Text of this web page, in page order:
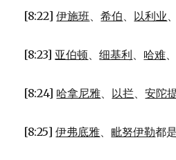
[8:22]伊施班、希伯、 以利业、
[8:23] 亚伯顿、细基利、 哈难、
[8:24] 哈拿尼雅、 以拦、安陀
[8:25]伊弗底雅、 毗努伊勒都